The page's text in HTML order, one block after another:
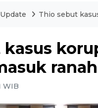
Thio sebut
WIB